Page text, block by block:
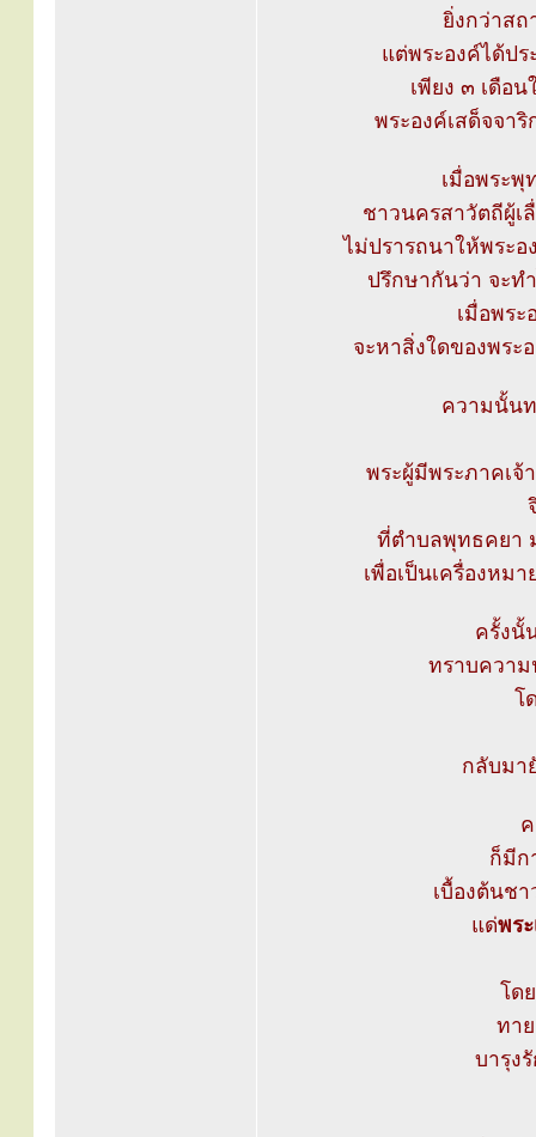
ยิ่งกว่าสถ
แต่พระองค์ได้ป
เพียง ๓ เดือ
พระองค์เสด็จจา
เมื่อพระพุ
ชาวนครสาวัตถีผู้เ
ไม่ปรารถนาให้พระอ
ปรึกษากันว่า จะท
เมื่อพระ
จะหาสิ่งใดของพระ
ความนั้น
พระผู้มีพระภาคเจ้
ที่ตำบลพุทธคยา
เพื่อเป็นเครื่องหม
ครั้งนั้
ทราบความ
โ
กลับมา
ก็มีก
เบื้องต้นช
แด่พร
โด
ทา
บารุง